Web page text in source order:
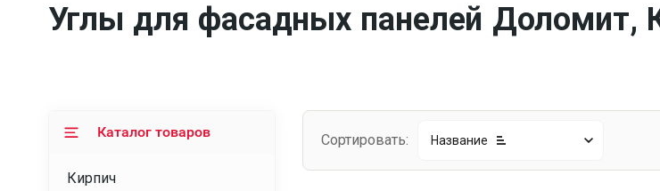
Углы для фасадных панелей Доломит,
Сортировать: Название
Каталог товаров
Кирпич